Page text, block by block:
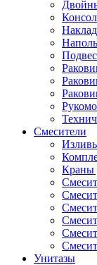
Смесители
Краны
Унитазы